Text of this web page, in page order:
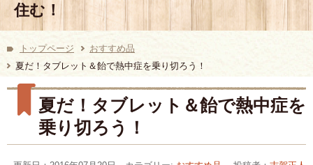
住む！
トップページ
おすすめ品
夏だ！タブレット＆飴で熱中症を乗り切ろう！
夏だ！タブレット＆飴で熱中症を
乗り切ろう！